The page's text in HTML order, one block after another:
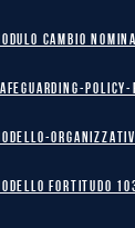
CAMBIO
policy-
FORTITUDO